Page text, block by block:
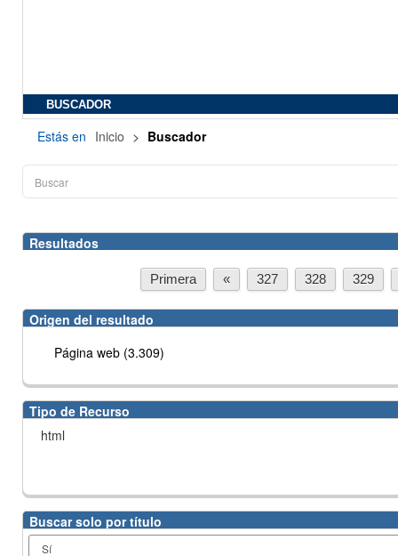
BUSCADOR
Estás en Inicio > Buscador
Resultados
Primera « 327 328 329
Origen del resultado
Página web (3.309)
Tipo de Recurso
html
Buscar solo por título